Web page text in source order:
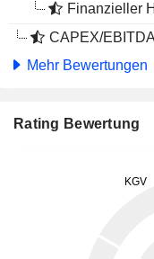
Finanzieller
CAPEX/EBITDA
Mehr Bewertungen
Rating Bewertung